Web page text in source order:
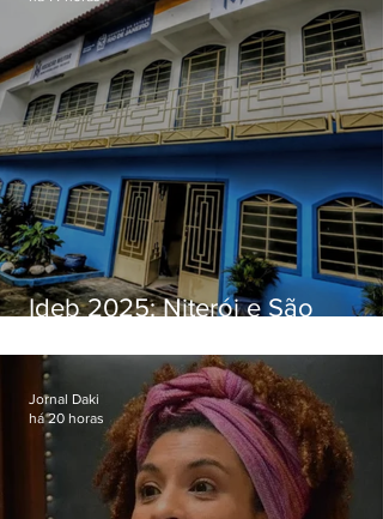
Ideb 2025: Niterói e São
distintos no ensino médio; veja
Jornal Daki
há 20 horas